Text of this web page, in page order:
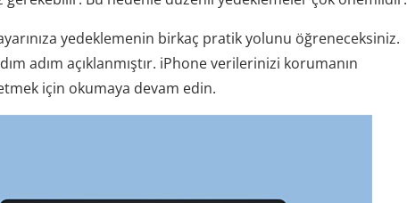
yedeklemenin birkaç pratik yolunu öğreneceksiniz.
adım açıklanmıştır. iPhone verilerinizi korumanın
için okumaya devam edin.